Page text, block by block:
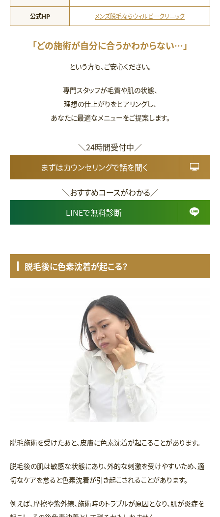
公式HP メンズ脱毛ならウィルビークリニック
「どの施術が自分に合うかわからない…」
という方も、ご安心ください。
専門スタッフが毛質や肌の状態、
理想の仕上がりをヒアリングし、
あなたに最適なメニューをご提案します。
＼24時間受付中／
まずはカウンセリングで話を聞く
＼おすすめコースがわかる／
LINEで無料診断
脱毛後に色素沈着が起こる？
脱毛施術を受けたあと、皮膚に色素沈着が起こることがあります。
脱毛後の肌は敏感な状態にあり、外的な刺激を受けやすいため、適
切なケアを怠ると色素沈着が引き起こされることがあります。
例えば、摩擦や紫外線、施術時のトラブルが原因となり、肌が炎症を